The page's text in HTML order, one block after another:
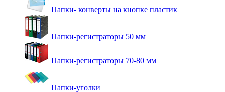
Папки- конверты на кнопке пластик
Папки-регистраторы 50 мм
Папки-регистраторы 70-80 мм
Папки-уголки